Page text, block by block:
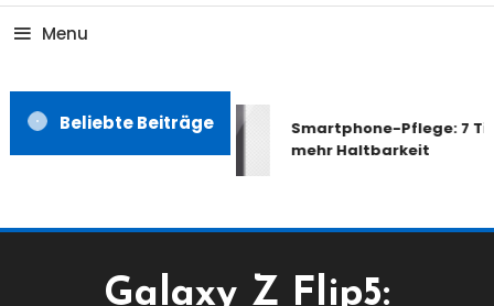
Menu
Beliebte Beiträge
Smartphone-Pflege: 7
mehr Haltbarkeit
Galaxy Z Flip5: